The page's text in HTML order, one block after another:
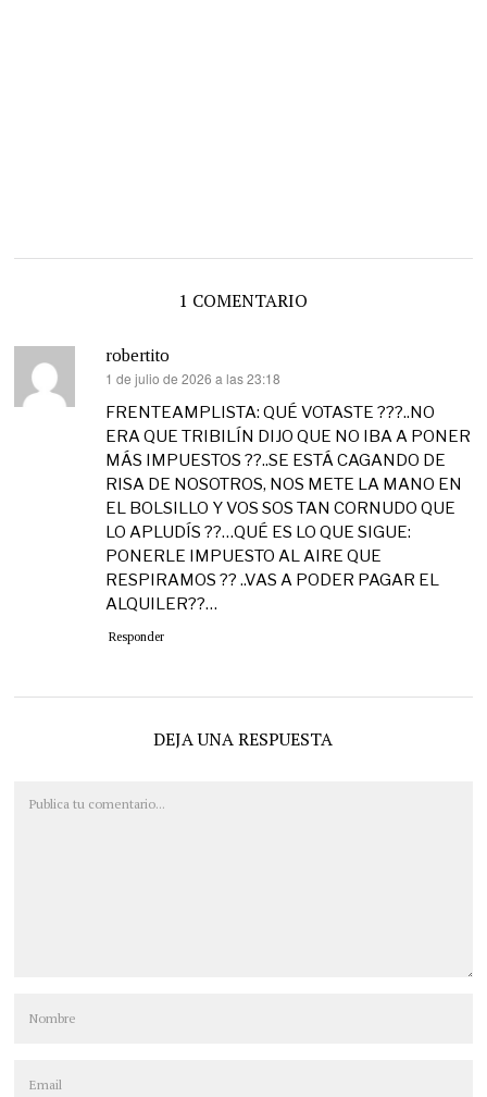
1 COMENTARIO
robertito
dice:
1 de julio de 2026 a las 23:18
FRENTEAMPLISTA: QUÉ VOTASTE ???..NO
ERA QUE TRIBILÍN DIJO QUE NO IBA A PONER
MÁS IMPUESTOS ??..SE ESTÁ CAGANDO DE
RISA DE NOSOTROS, NOS METE LA MANO EN
EL BOLSILLO Y VOS SOS TAN CORNUDO QUE
LO APLUDÍS ??…QUÉ ES LO QUE SIGUE:
PONERLE IMPUESTO AL AIRE QUE
RESPIRAMOS ?? ..VAS A PODER PAGAR EL
ALQUILER??…
Responder
DEJA UNA RESPUESTA